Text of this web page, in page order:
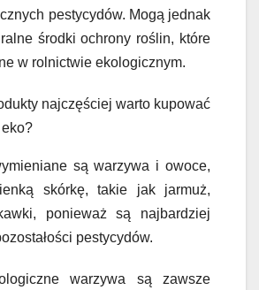
pestycydów. Mogą jednak
środki ochrony roślin, które
w rolnictwie ekologicznym.
najczęściej warto kupować
są warzywa i owoce,
skórkę, takie jak jarmuż,
ponieważ są najbardziej
pestycydów.
warzywa są zawsze